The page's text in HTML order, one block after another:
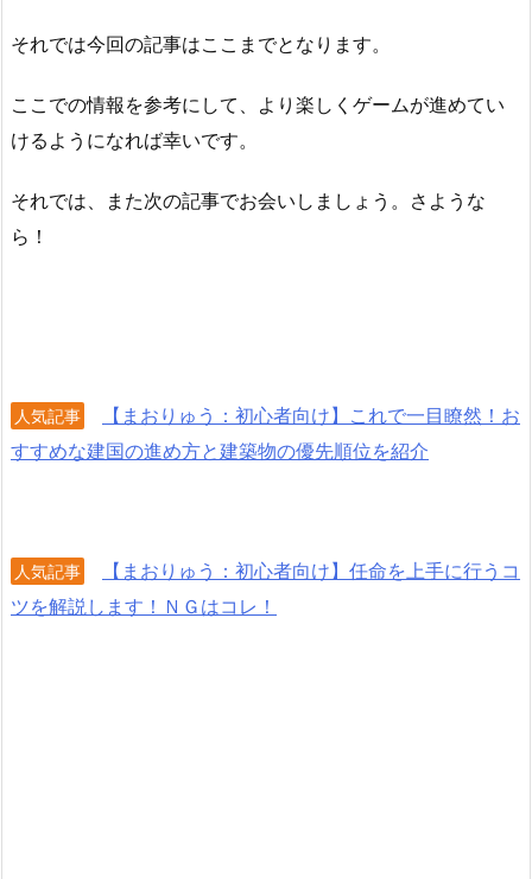
それでは今回の記事はここまでとなります。
ここでの情報を参考にして、より楽しくゲームが進めてい
けるようになれば幸いです。
それでは、また次の記事でお会いしましょう。さような
ら！
人気記事
【まおりゅう：初心者向け】これで一目瞭然！お
すすめな建国の進め方と建築物の優先順位を紹介
人気記事
【まおりゅう：初心者向け】任命を上手に行うコ
ツを解説します！ＮＧはコレ！